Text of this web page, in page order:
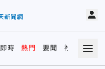
即時 熱門 要聞 社會 娛樂